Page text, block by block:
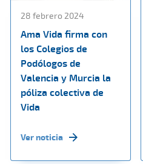
28 febrero 2024
Ama Vida firma con
los Colegios de
Podólogos de
Valencia y Murcia la
póliza colectiva de
Vida
Ver noticia